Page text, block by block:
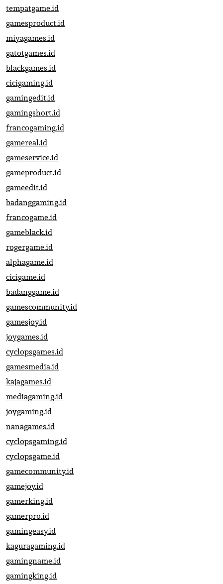
tempatgame.id
gamesproduct.id
miyagames.id
gatotgames.id
blackgames.id
cicigaming.id
gamingedit.id
gamingshort.id
francogaming.id
gamereal.id
gameservice.id
gameproduct.id
gameedit.id
badanggaming.id
francogame.id
gameblack.id
rogergame.id
alphagame.id
cicigame.id
badanggame.id
gamescommunity.id
gamesjoy.id
joygames.id
cyclopsgames.id
gamesmedia.id
kajagames.id
mediagaming.id
joygaming.id
nanagames.id
cyclopsgaming.id
cyclopsgame.id
gamecommunity.id
gamejoy.id
gamerking.id
gamerpro.id
gamingeasy.id
kaguragaming.id
gamingname.id
gamingking.id